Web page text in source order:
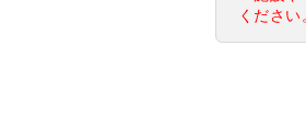
ください。